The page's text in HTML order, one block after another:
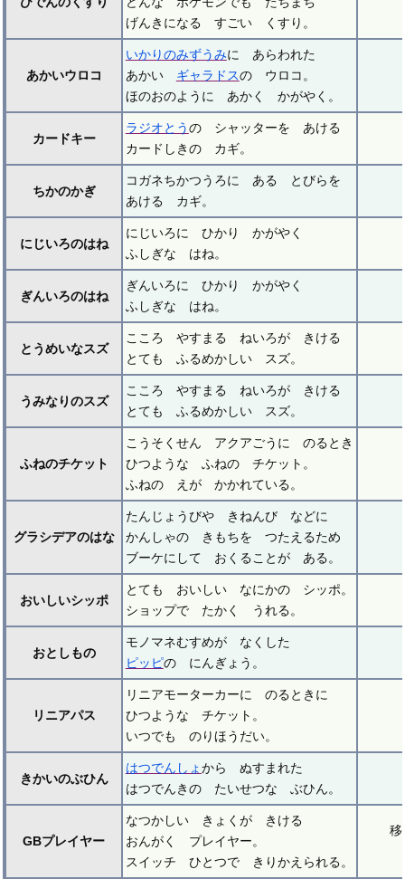
げんきになる すごい くすり。
あかいウロコ
いかりのみずうみに あらわれた
あかい ギャラドスの ウロコ。
ほのおのように あかく かがやく。
カードキー
ラジオとうの シャッターを あける
カードしきの カギ。
ちかのかぎ
コガネちかつうろに ある とびらを
あける カギ。
にじいろのはね
にじいろに ひかり かがやく
ふしぎな はね。
ぎんいろのはね
ぎんいろに ひかり かがやく
ふしぎな はね。
とうめいなスズ
こころ やすまる ねいろが きける
とても ふるめかしい スズ。
うみなりのスズ
こころ やすまる ねいろが きける
とても ふるめかしい スズ。
ふねのチケット
こうそくせん アクアごうに のるとき
ひつような ふねの チケット。
ふねの えが かかれている。
グラシデアのはな
たんじょうびや きねんび などに
かんしゃの きもちを つたえるため
ブーケにして おくることが ある。
おいしいシッポ
とても おいしい なにかの シッポ。
ショップで たかく うれる。
おとしもの
モノマネむすめが なくした
ピッピの にんぎょう。
リニアパス
リニアモーターカーに のるときに
ひつような チケット。
いつでも のりほうだい。
きかいのぶひん
はつでんしょから ぬすまれた
はつでんきの たいせつな ぶひん。
GBプレイヤー
なつかしい きょくが きける
おんがく プレイヤー。
スイッチ ひとつで きりかえられる。
移